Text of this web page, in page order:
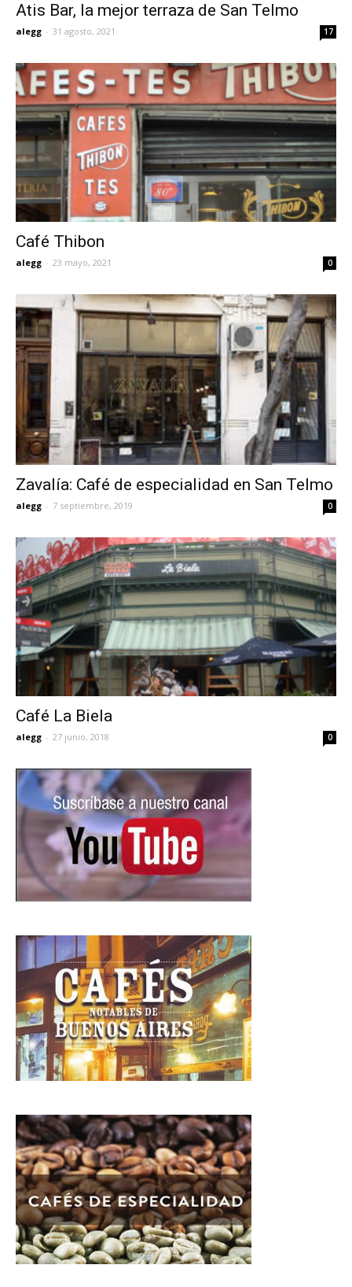
Atis Bar, la mejor terraza de San Telmo
alegg - 31 agosto, 2021 17
Café Thibon
alegg - 23 mayo, 2021 0
Zavalía: Café de especialidad en San Telmo
alegg - 7 septiembre, 2019 0
Café La Biela
alegg - 27 junio, 2018 0